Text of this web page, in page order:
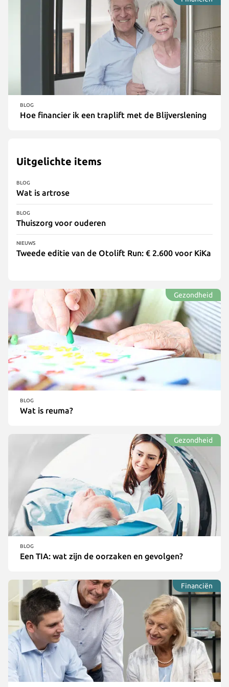
Producten
Otolift Modul-Air Smart
Otolift Two
Otolift Line
Traplift via de Wmo
Klantverhalen
Duurzaamheid
Valpreventie
Uitgelichte items
BLOG
Wat is artrose
BLOG
Thuiszorg voor ouderen
NIEUWS
Tweede editie van de Otolift Run: € 2.600 voor KiKa
BLOG
Hoe financier ik een traplift met de Blijverslening
Gezondheid
BLOG
Wat is reuma?
Gezondheid
BLOG
Een TIA: wat zijn de oorzaken en gevolgen?
Financiën